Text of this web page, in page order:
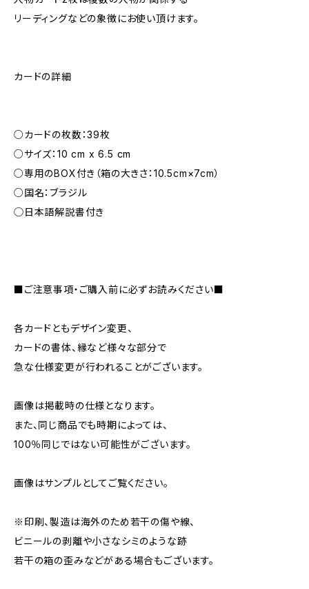
リーディングなどの象徴にお使い頂けます。
カードの詳細
○カードの枚数：39枚
○サイズ：10 cm x 6.5 cm
○専用のBOX付き（箱の大きさ：10.5cm×7cm）
○国名：ブラジル
◯日本語解説書付き
■ご注意事項・ご購入前に必ずお読みください■
各カードともデザイン変更、
カードの書体、縁など様々な部分で
急な仕様変更が行われることがございます。
画像は掲載時の仕様となります。
また、同じ商品でも時期によっては、
100％同じではない可能性がございます。
画像はサンプルとしてご覧ください。
※印刷、製造は海外のため若干の傷や線、
ビニールの剥離や小さなシミのような跡
若干の箱の歪みなどがある場合もございます。